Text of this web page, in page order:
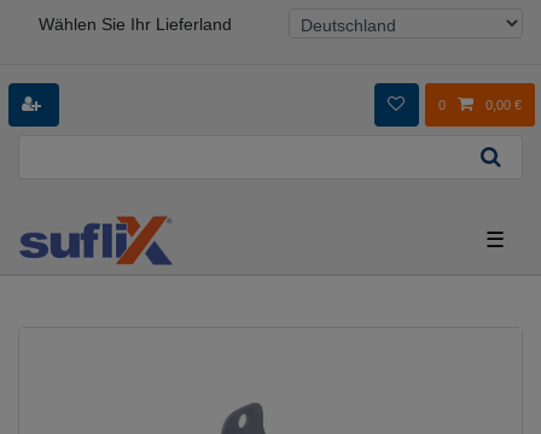
Wählen Sie Ihr Lieferland
0 0,00 €
☰